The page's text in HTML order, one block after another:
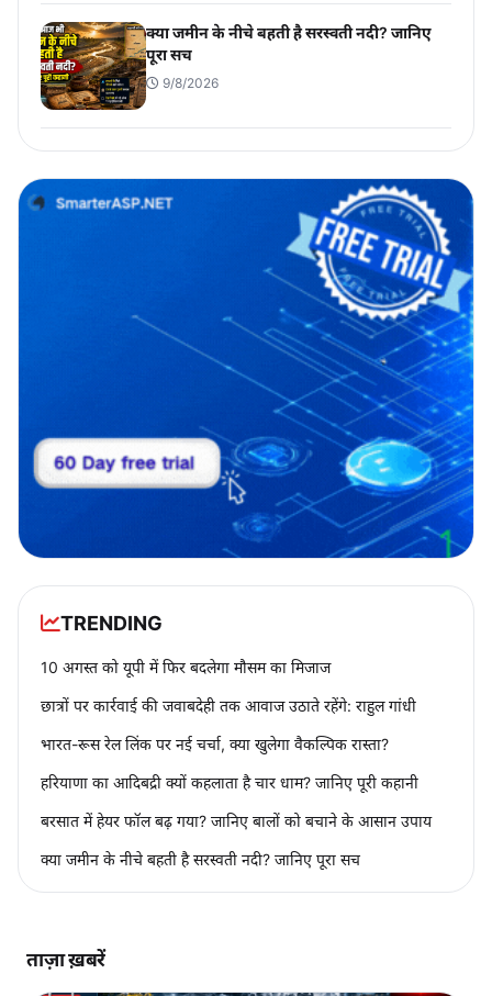
क्या जमीन के नीचे बहती है सरस्वती नदी? जानिए
पूरा सच
9/8/2026
TRENDING
10 अगस्त को यूपी में फिर बदलेगा मौसम का मिजाज
छात्रों पर कार्रवाई की जवाबदेही तक आवाज उठाते रहेंगे: राहुल गांधी
भारत-रूस रेल लिंक पर नई चर्चा, क्या खुलेगा वैकल्पिक रास्ता?
हरियाणा का आदिबद्री क्यों कहलाता है चार धाम? जानिए पूरी कहानी
बरसात में हेयर फॉल बढ़ गया? जानिए बालों को बचाने के आसान उपाय
क्या जमीन के नीचे बहती है सरस्वती नदी? जानिए पूरा सच
ताज़ा ख़बरें